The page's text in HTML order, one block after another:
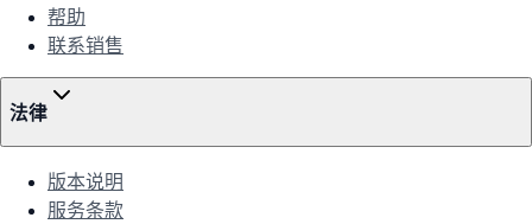
帮助
联系销售
法律
版本说明
服务条款